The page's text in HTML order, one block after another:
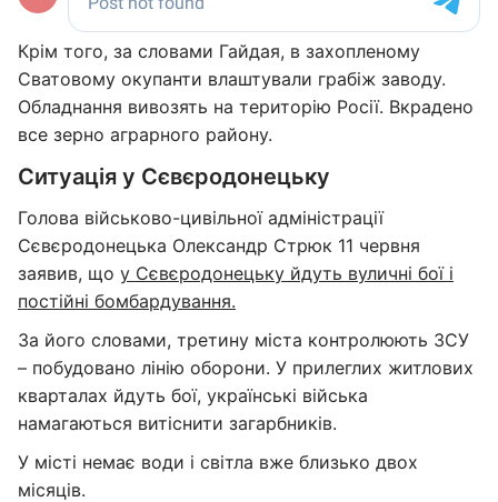
Крім того, за словами Гайдая, в захопленому
Сватовому окупанти влаштували грабіж заводу.
Обладнання вивозять на територію Росії. Вкрадено
все зерно аграрного району.
Ситуація у Сєвєродонецьку
Голова військово-цивільної адміністрації
Сєвєродонецька Олександр Стрюк 11 червня
заявив, що у Сєвєродонецьку йдуть вуличні бої і
постійні бомбардування.
За його словами, третину міста контролюють ЗСУ
– побудовано лінію оборони. У прилеглих житлових
кварталах йдуть бої, українські війська
намагаються витіснити загарбників.
У місті немає води і світла вже близько двох
місяців.